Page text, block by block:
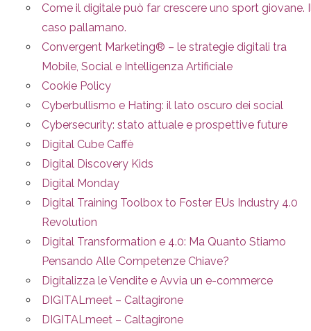
Come il digitale può far crescere uno sport giovane.
caso pallamano.
Convergent Marketing® – le strategie digitali tra
Mobile, Social e Intelligenza Artificiale
Cookie Policy
Cyberbullismo e Hating: il lato oscuro dei social
Cybersecurity: stato attuale e prospettive future
Digital Cube Caffè
Digital Discovery Kids
Digital Monday
Digital Training Toolbox to Foster EUs Industry 4.0
Revolution
Digital Transformation e 4.0: Ma Quanto Stiamo
Pensando Alle Competenze Chiave?
Digitalizza le Vendite e Avvia un e-commerce
DIGITALmeet – Caltagirone
DIGITALmeet – Caltagirone